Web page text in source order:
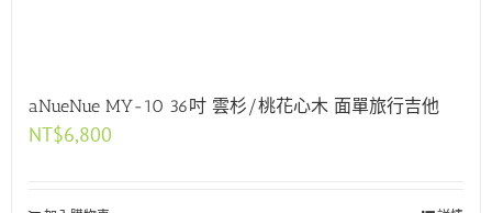
aNueNue MY-10 36吋 雲杉/桃花心木 面單旅行吉他
NT$6,800